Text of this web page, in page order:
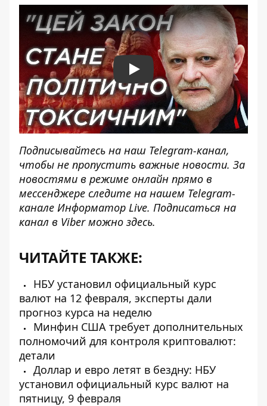
Play
Подписывайтесь на наш Telegram-канал,
чтобы не пропустить важные новости. За
новостями в режиме онлайн прямо в
мессенджере следите на нашем Telegram-
канале Информатор Live. Подписаться на
канал в Viber можно здесь.
ЧИТАЙТЕ ТАКЖЕ:
НБУ установил официальный курс
валют на 12 февраля, эксперты дали
прогноз курса на неделю
Минфин США требует дополнительных
полномочий для контроля криптовалют:
детали
Доллар и евро летят в бездну: НБУ
установил официальный курс валют на
пятницу, 9 февраля